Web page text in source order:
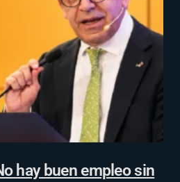
hay buen empleo sin